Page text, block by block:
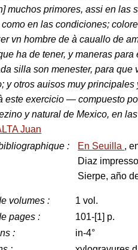
muchos primores, assi en las
en las condiciones;
vn hombre de à cauallo de
ha de tener, y maneras para
silla son menester, para que
y otros auisos muy principales
este exercicio — compuesto
y natural de Mexico, en
Juan
: En Seuilla ,
Diaz
Sierpe, año
volumes :
1 vol.
pages :
101-[1] p.
:
in-4°